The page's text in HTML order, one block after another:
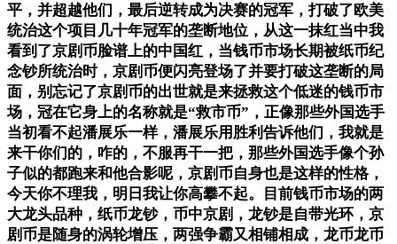
平，并超越他们，最后逆转成为决赛的冠军，打破了欧美
统治这个项目几十年冠军的垄断地位，从这一抹红当中我
看到了京剧币脸谱上的中国红，当钱币市场长期被纸币纪
念钞所统治时，京剧币便闪亮登场了并要打破这垄断的局
面，别忘记了京剧币的出世就是来拯救这个低迷的钱币市
场，冠在它身上的名称就是“救市币”，正像那些外国选手
当初看不起潘展乐一样，潘展乐用胜利告诉他们，我就是
来干你们的，咋的，不服再干一把，那些外国选手像个孙
子似的都跑来和他合影呢，京剧币自身也是这样的性格，
今天你不理我，明日我让你高攀不起。目前钱币市场的两
大龙头品种，纸币龙钞，币中京剧，龙钞是自带光环，京
剧币是随身的涡轮增压，两强争霸又相铺相成，龙币龙币